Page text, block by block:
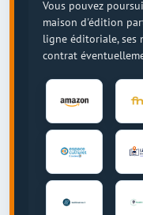
Vous pouvez
maison d'édition
ligne éditoriale, ses
contrat